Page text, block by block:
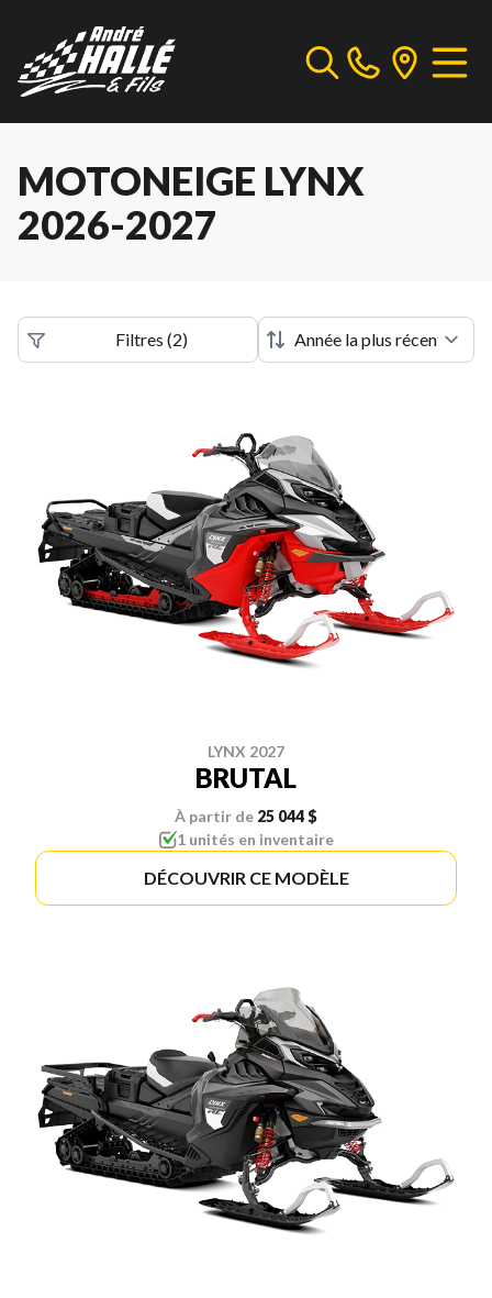
MOTONEIGE LYNX
2026-2027
Filtres (2)
LYNX 2027
BRUTAL
À partir de 25 044 $
1 unités en inventaire
DÉCOUVRIR CE MODÈLE